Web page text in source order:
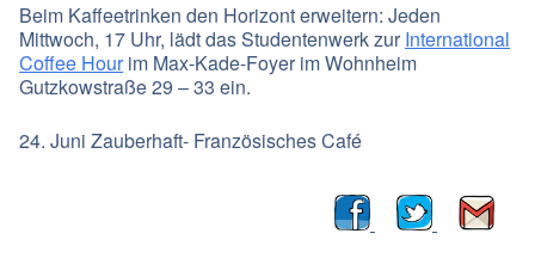
Beim Kaffeetrinken den Horizont erweitern: Jeden
Mittwoch, 17 Uhr, lädt das Studentenwerk zurInternational
Coffee Hourim Max-Kade-Foyer im Wohnheim
Gutzkowstraße 29 – 33 ein.
24. Juni Zauberhaft- Französisches Café